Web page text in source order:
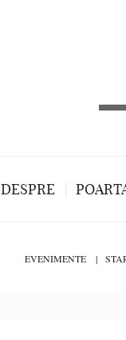
DESPRE
EVENIMENTE